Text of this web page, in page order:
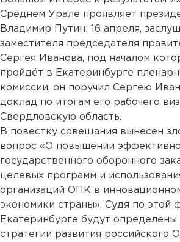
Среднем Урале проявляет
Владимир Путин: 16 апреля,
заместителя председателя
Сергея Иванова, под началом
пройдёт в Екатеринбурге
комиссии, он поручил Сергею
доклад по итогам его рабочего
Свердловскую область.
В повестку совещания вынесен
вопрос «О повышении
государственного оборонного
целевых программ и
организаций ОПК в
экономики страны». Судя по этой
Екатеринбурге будут
стратегии развития российского